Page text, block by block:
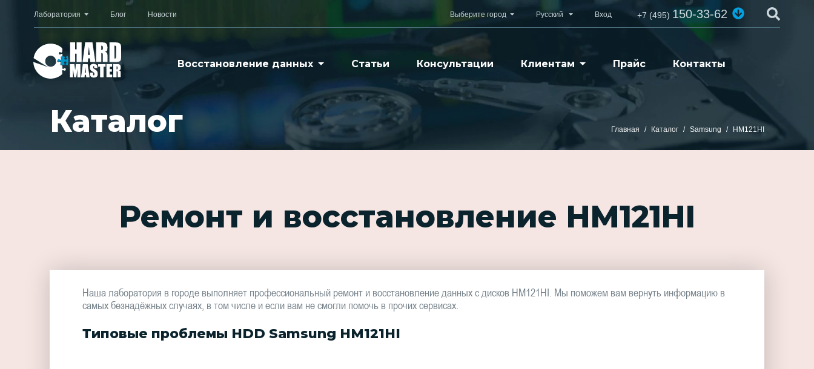
Восстановление данных Статьи Консультации Клиентам Прайс Контакты
Лаборатория Блог Новости Выберите город Русский Вход +7 (495)150-33-62
Каталог Главная Каталог Samsung HM121HI
Ремонт и восстановление HM121HI
Наша лаборатория в городе выполняет профессиональный ремонт и восстановление данных с дисков HM121HI. Мы поможем вам вернуть информацию в
самых безнадёжных случаях, в том числе и если вам не смогли помочь в прочих сервисах.
Типовые проблемы HDD Samsung HM121HI